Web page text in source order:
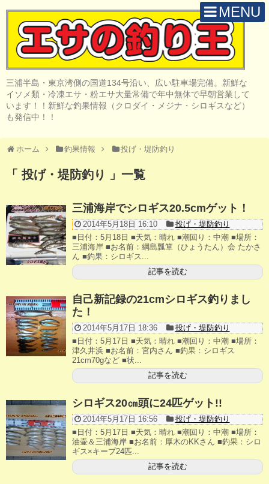
MENU
三浦半島・東京湾側の国道134号沿い、広い駐車場完備。新鮮な
イソメ類・冷凍エサ・粉エサ大量常備で年中無休で早朝営業して
います！！新鮮な釣果情報（クロダイ・メジナ・シロギスなど）
も発信中！！
ホーム 釣果情報 投げ・堤防釣り
「 投げ・堤防釣り 」一覧
三浦海岸でシロギス20.5cmゲット！
2014年5月18日 16:10
投げ・堤防釣り
■日付：5月18日 ■天気：晴れ ■潮回り：中潮 ■場所：
三浦海岸 ■お名前：綱島瓢箪（ひょうたん）会 たかさ
ん ■釣果：シロギス...
記事を読む
自己新記録の21cmシロギス釣りまし
た！
2014年5月17日 18:36
投げ・堤防釣り
■日付：5月17日 ■天気：晴れ ■潮回り：中潮 ■場所：
津久井浜 ■お名前：宮内さん ■釣果：シロギス
21cm70gなど ■状...
記事を読む
シロギス20㎝頭に24匹ゲット!!
2014年5月17日 16:56
投げ・堤防釣り
■日付：5月17日 ■天気：晴れ ■潮回り：中潮 ■場所：
油壷＆三浦海岸 ■お名前：厚木のKKさん ■釣果：シロ
ギス×キープ24匹...
記事を読む
H O M E
取 扱 商 品
釣 果 情 報
陸っぱりルアー
船・ボート釣り
その他の釣り
釣果ランキング
2023年 クロダイ部門
2023年 メジナ部門
歴代釣果ランキング
クロダイ部門
メジナ部門
シロギス部門
過去の釣果ランキング